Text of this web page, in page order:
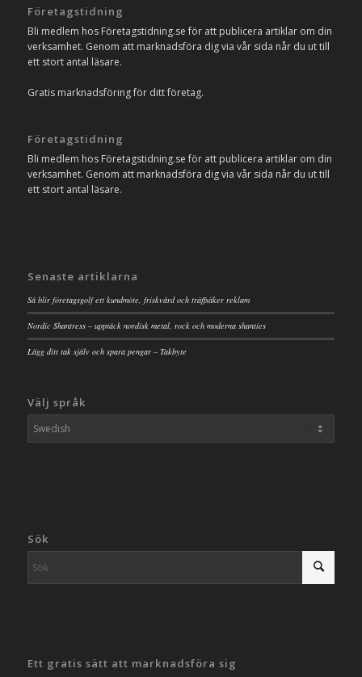
Företagstidning
Bli medlem hos Företagstidning.se för att publicera artiklar om din
verksamhet. Genom att marknadsföra dig via vår sida når du ut till
ett stort antal läsare.
Gratis marknadsföring för ditt företag.
Företagstidning
Bli medlem hos Företagstidning.se för att publicera artiklar om din
verksamhet. Genom att marknadsföra dig via vår sida når du ut till
ett stort antal läsare.
Senaste artiklarna
Så blir företagsgolf ett kundmöte, friskvård och träffsäker reklam
Nordic Shantress – upptäck nordisk metal, rock och moderna shanties
Lägg ditt tak själv och spara pengar – Takbyte
Välj språk
Sök
Ett gratis sätt att marknadsföra sig